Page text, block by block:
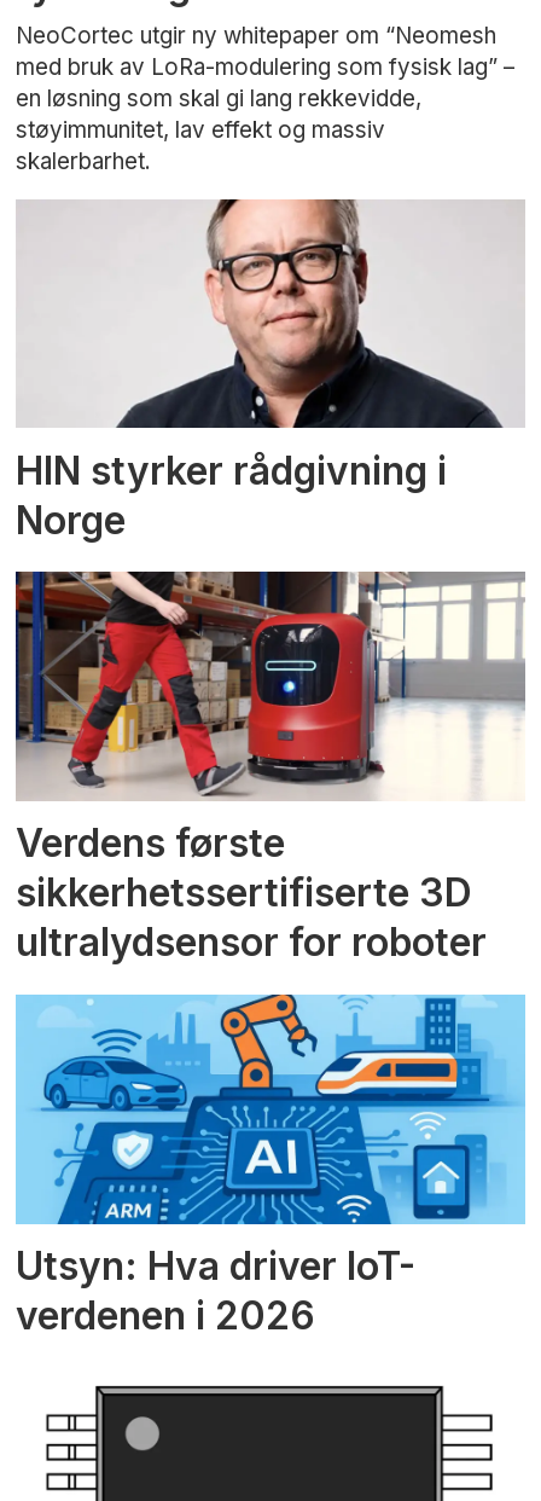
NeoCortec utgir ny whitepaper om “Neomesh
med bruk av LoRa-modulering som fysisk lag” –
en løsning som skal gi lang rekkevidde,
støyimmunitet, lav effekt og massiv
skalerbarhet.
HIN styrker rådgivning i
Norge
Verdens første
sikkerhetssertifiserte 3D
ultralydsensor for roboter
Utsyn: Hva driver IoT-
verdenen i 2026